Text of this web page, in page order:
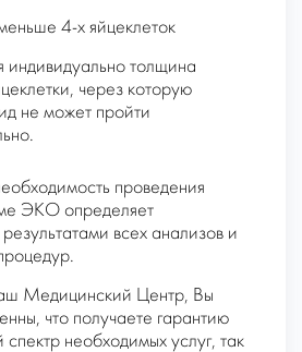
4-х яйцеклеток
индивидуально толщина
через которую
не может пройти
проведения
ЭКО определяет
всех анализов и
Медицинский Центр, Вы
что получаете гарантию
спектр необходимых услуг, так